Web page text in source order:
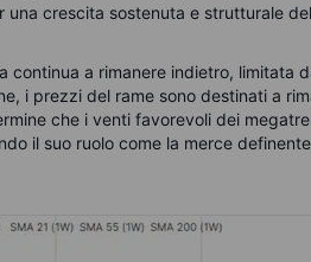
una crescita sostenuta e strutturale
continua a rimanere indietro, limitata
i prezzi del rame sono destinati a
che i venti favorevoli dei
il suo ruolo come la merce